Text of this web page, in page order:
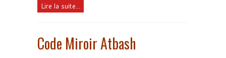
Lire la suite...
Code Miroir Atbash